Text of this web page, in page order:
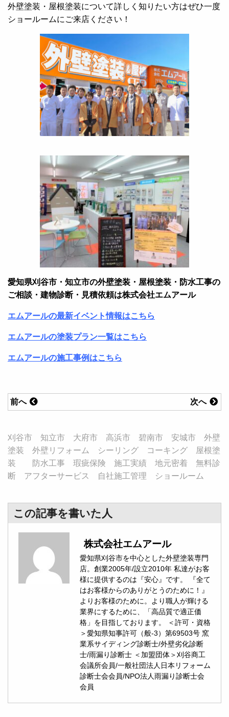
外壁塗装・屋根塗装について詳しく知りたい方はぜひ一度
ショールームにご来店ください！
愛知県刈谷市・知立市の外壁塗装・屋根塗装・防水工事の
ご相談・建物診断・見積依頼は株式会社エムアール
エムアールの最新イベント情報はこちら
エムアールの塗装プラン一覧はこちら
エムアールの施工事例はこちら
次へ
前へ
刈谷市 知立市 大府市 高浜市 碧南市 安城市 外壁
塗装 外壁リフォーム シーリング コーキング 屋根塗
装 防水工事 瑕疵保険 施工実績 地元密着 無料診
断 アフターサービス 自社施工管理 ショールーム
この記事を書いた人
株式会社エムアール
愛知県刈谷市を中心とした外壁塗装専門
店。創業2005年/設立2010年 私達がお客
様に提供するのは『安心』です。 『全て
はお客様からのありがとうのために！』
よりお客様のために。より職人が輝ける
業界にするために、「高品質で適正価
格」を目指しております。 ＜許可・資格
＞愛知県知事許可（般-3）第69503号 窯
業系サイディング診断士/外壁劣化診断
士/雨漏り診断士 ＜加盟団体＞刈谷商工
会議所会員/一般社団法人日本リフォーム
診断士会会員/NPO法人雨漏り診断士会
会員